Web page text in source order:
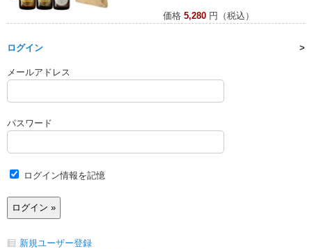
価格 5,280円（税込）
ログイン
メールアドレス
パスワード
ログイン情報を記憶
新規ユーザー登録